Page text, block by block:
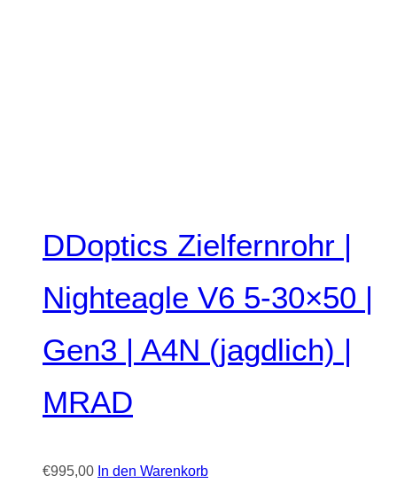
DDoptics Zielfernrohr |
Nighteagle V6 5-30×50 |
Gen3 | A4N (jagdlich) |
MRAD
€995,00 In den Warenkorb